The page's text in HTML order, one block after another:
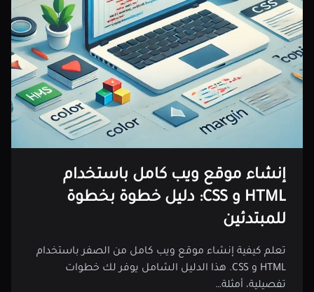
إنشاء موقع ويب كامل باستخدام
HTML و CSS: دليل خطوة بخطوة
للمبتدئين
تعلم كيفية إنشاء موقع ويب كامل من الصفر باستخدام
HTML و CSS. هذا الدليل الشامل يوفر لك خطوات
تفصيلية، أمثلة…